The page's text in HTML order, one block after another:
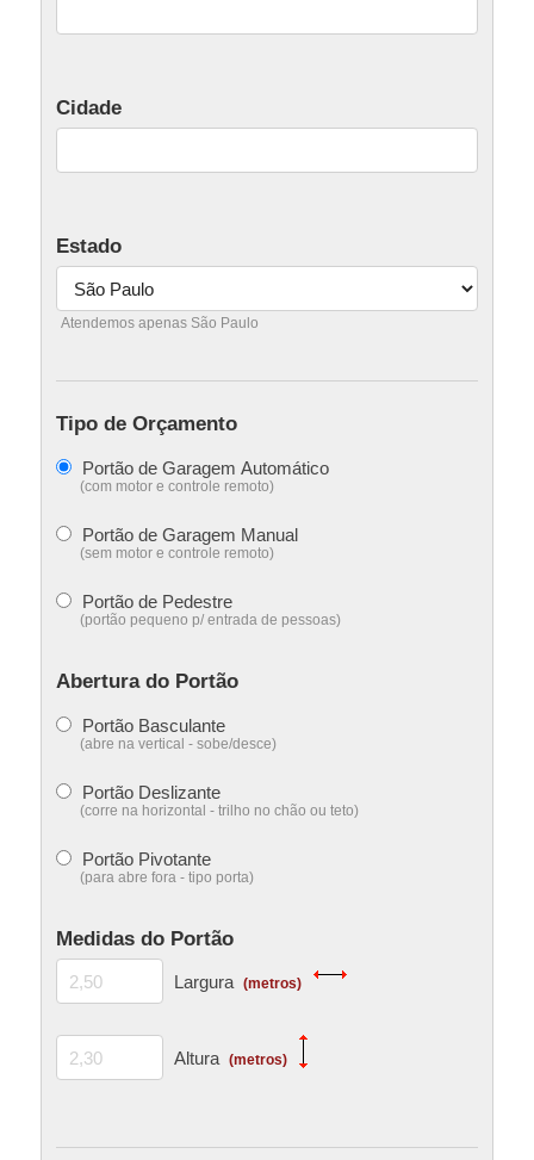
Cidade
Estado
Atendemos apenas São Paulo
Tipo de Orçamento
Portão de Garagem Automático
(com motor e controle remoto)
Portão de Garagem Manual
(sem motor e controle remoto)
Portão de Pedestre
(portão pequeno p/ entrada de pessoas)
Abertura do Portão
Portão Basculante
(abre na vertical - sobe/desce)
Portão Deslizante
(corre na horizontal - trilho no chão ou teto)
Portão Pivotante
(para abre fora - tipo porta)
Medidas do Portão
Largura (metros)
Altura (metros)